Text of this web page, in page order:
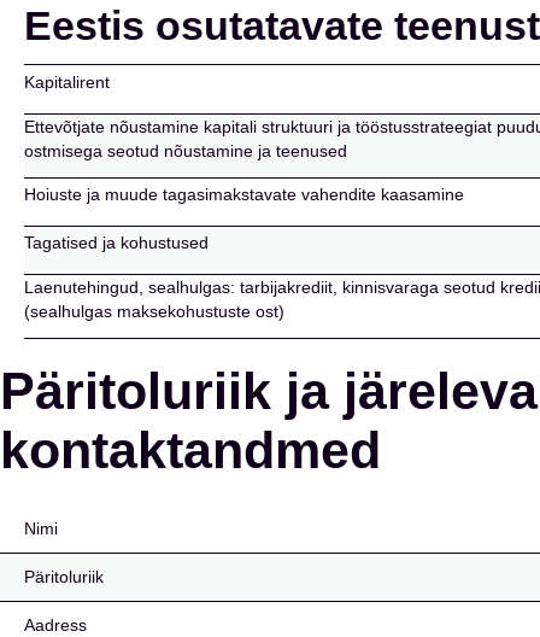
Eestis osutatavate
Kapitalirent
Ettevõtjate nõustamine kapitali struktuuri ja tööstusstrateegiat
ostmisega seotud nõustamine ja teenused
Hoiuste ja muude tagasimakstavate vahendite kaasamine
Tagatised ja kohustused
Laenutehingud, sealhulgas: tarbijakrediit, kinnisvaraga seotud
(sealhulgas maksekohustuste ost)
Päritoluriik ja
kontaktandmed
Nimi
Päritoluriik
Aadress